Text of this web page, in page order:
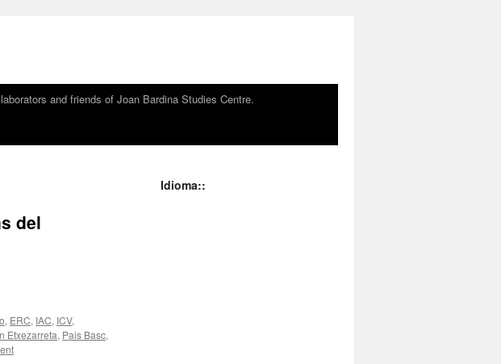
and friends of Joan Bardina Studies Centre.
del
, ERC, IAC, ICV,
Etxezarreta, Pais Basc,
Idioma::